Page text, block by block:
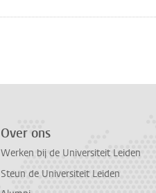
Over ons
Werken bij de Universiteit Leiden
Steun de Universiteit Leiden